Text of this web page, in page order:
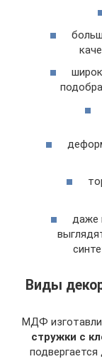
даже
Виды
МДФ
стружки с